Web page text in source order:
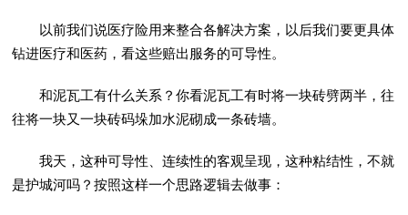
以前我们说医疗险用来整合各解决方案，以后我们要更具体
钻进医疗和医药，看这些赔出服务的可导性。
和泥瓦工有什么关系？你看泥瓦工有时将一块砖劈两半，往
往将一块又一块砖码垛加水泥砌成一条砖墙。
我天，这种可导性、连续性的客观呈现，这种粘结性，不就
是护城河吗？按照这样一个思路逻辑去做事：